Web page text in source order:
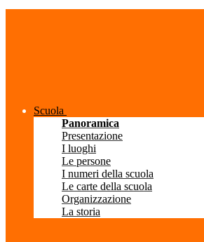
Scuola
Panoramica
Presentazione
I luoghi
Le persone
I numeri della scuola
Le carte della scuola
Organizzazione
La storia